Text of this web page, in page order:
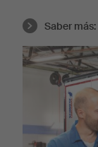
Saber más: